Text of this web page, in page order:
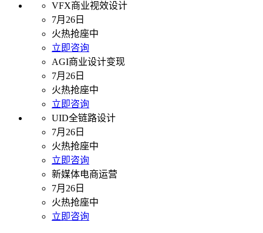
VFX商业视效设计
7月26日
火热抢座中
立即咨询
AGI商业设计变现
7月26日
火热抢座中
立即咨询
UID全链路设计
7月26日
火热抢座中
立即咨询
新媒体电商运营
7月26日
火热抢座中
立即咨询